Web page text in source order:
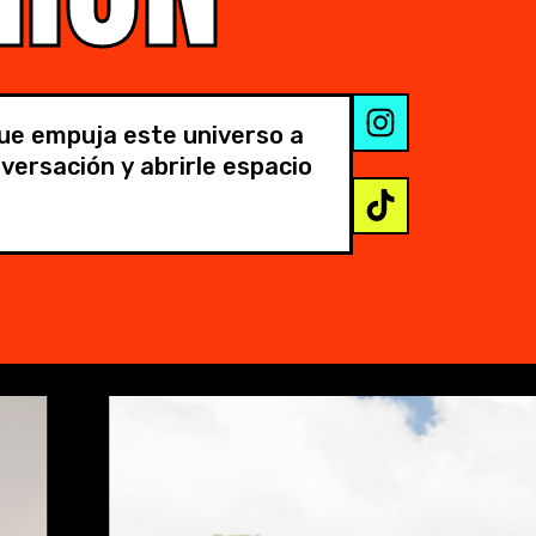
empuja este universo a
y abrirle espacio